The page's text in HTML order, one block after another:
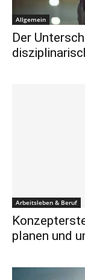
Allgemein
Der
Arbeitsleben & Beruf
planen und